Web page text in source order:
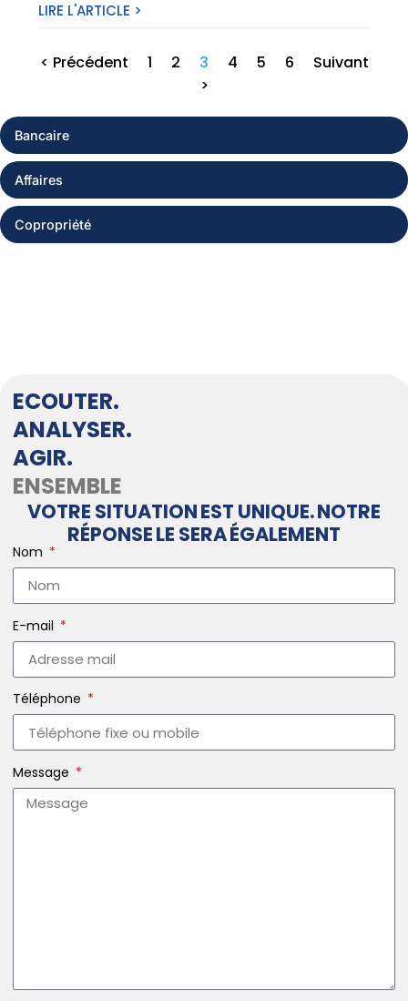
Bancaire
Affaires
Copropriété
LIRE L'ARTICLE >
< Précédent 1 2 3 4 5 6
Suivant
>
ECOUTER.
ANALYSER.
AGIR.
ENSEMBLE
VOTRE SITUATION EST UNIQUE. NOTRE
RÉPONSE LE SERA ÉGALEMENT
Nom
E-mail
Téléphone
Message